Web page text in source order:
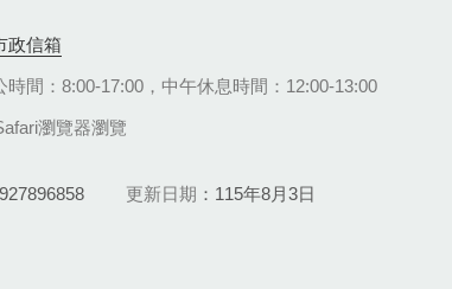
政信箱
時間：8:00-17:00，中午休息時間：12:00-13:00
瀏覽器瀏覽
927896858 更新日期 115年8月3日